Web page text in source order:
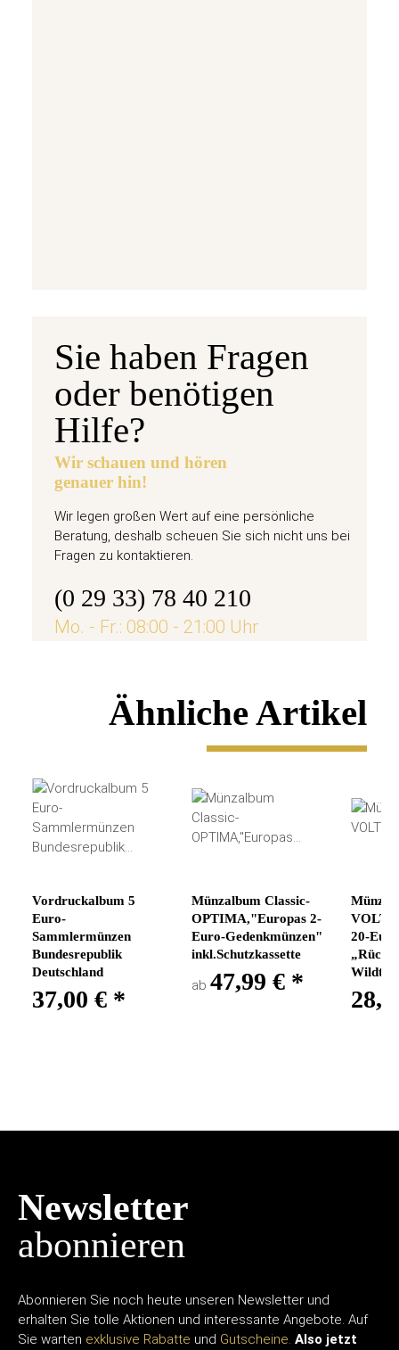
Sie haben Fragen
oder benötigen
Hilfe?
Wir schauen und hören
genauer hin!
Wir legen großen Wert auf eine persönliche
Beratung, deshalb scheuen Sie sich nicht uns bei
Fragen zu kontaktieren.
(0 29 33) 78 40 210
Mo. - Fr.: 08:00 - 21:00 Uhr
Ähnliche Artikel
Vordruckalbum 5
Euro-
Sammlermünzen
Bundesrepublik
Deutschland
37,00 € *
Münzalbum Classic-
OPTIMA,"Europas 2-
Euro-Gedenkmünzen"
inkl.Schutzkassette
ab 47,99 € *
20-
Newsletter
abonnieren
Abonnieren Sie noch heute unseren Newsletter und
erhalten Sie tolle Aktionen und interessante Angebote. Auf
Sie warten exklusive Rabatte und Gutscheine. Also jetzt